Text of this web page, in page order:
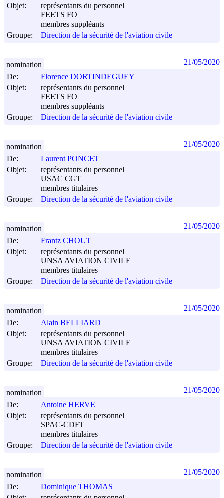
Objet:
représentants du personnel
FEETS FO
membres suppléants
Groupe:
Direction de la sécurité de l'aviation civile
De:
Florence DORTINDEGUEY
Objet:
représentants du personnel
FEETS FO
membres suppléants
Groupe:
Direction de la sécurité de l'aviation civile
nomination 21/05/2020
De:
Laurent PONCET
Objet:
représentants du personnel
USAC CGT
membres titulaires
Groupe:
Direction de la sécurité de l'aviation civile
nomination 21/05/2020
De:
Frantz CHOUT
Objet:
représentants du personnel
UNSA AVIATION CIVILE
membres titulaires
Groupe:
Direction de la sécurité de l'aviation civile
nomination 21/05/2020
De:
Alain BELLIARD
Objet:
représentants du personnel
UNSA AVIATION CIVILE
membres titulaires
Groupe:
Direction de la sécurité de l'aviation civile
nomination 21/05/2020
De:
Antoine HERVE
Objet:
représentants du personnel
SPAC-CDFT
membres titulaires
Groupe:
Direction de la sécurité de l'aviation civile
nomination 21/05/2020
De:
Dominique THOMAS
nomination 21/05/2020